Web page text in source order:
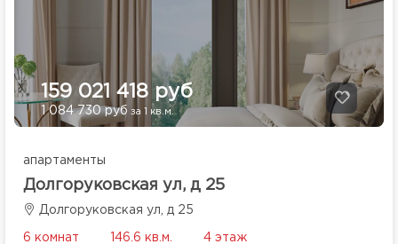
159 021 418 руб
1 084 730 руб за 1 кв.м.
апартаменты
Долгоруковская ул, д 25
Долгоруковская ул, д 25
6 комнат 146.6 кв.м. 4 этаж